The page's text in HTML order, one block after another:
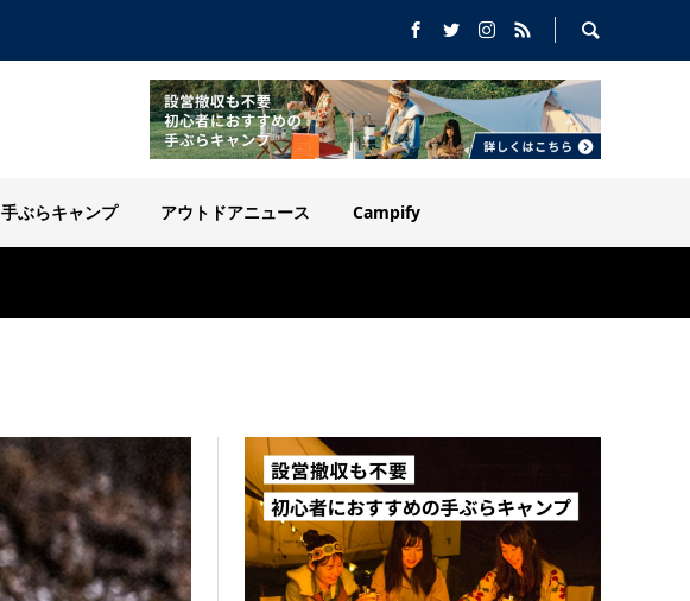
手ぶらキャンプ アウトドアニュース Campify